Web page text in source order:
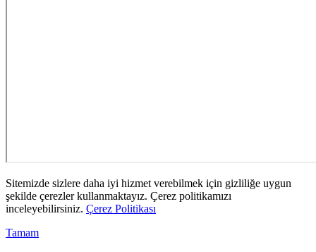
Sitemizde sizlere daha iyi hizmet verebilmek için gizliliğe uygun
şekilde çerezler kullanmaktayız. Çerez politikamızı
inceleyebilirsiniz. Çerez Politikası
Tamam